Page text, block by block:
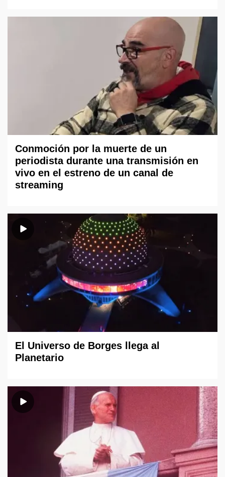
Conmoción por la muerte de un
periodista durante una transmisión en
vivo en el estreno de un canal de
streaming
El Universo de Borges llega al
Planetario